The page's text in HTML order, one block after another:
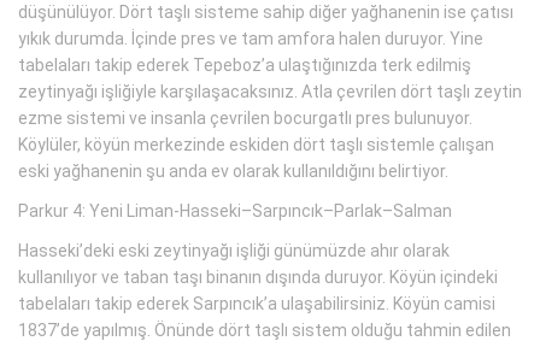
düşünülüyor. Dört taşlı sisteme sahip diğer yağhanenin ise çatısı
yıkık durumda. İçinde pres ve tam amfora halen duruyor. Yine
tabelaları takip ederek Tepeboz’a ulaştığınızda terk edilmiş
zeytinyağı işliğiyle karşılaşacaksınız. Atla çevrilen dört taşlı zeytin
ezme sistemi ve insanla çevrilen bocurgatlı pres bulunuyor.
Köylüler, köyün merkezinde eskiden dört taşlı sistemle çalışan
eski yağhanenin şu anda ev olarak kullanıldığını belirtiyor.
Parkur 4: Yeni Liman-Hasseki–Sarpıncık–Parlak–Salman
Hasseki’deki eski zeytinyağı işliği günümüzde ahır olarak
kullanılıyor ve taban taşı binanın dışında duruyor. Köyün içindeki
tabelaları takip ederek Sarpıncık’a ulaşabilirsiniz. Köyün camisi
1837’de yapılmış. Önünde dört taşlı sistem olduğu tahmin edilen